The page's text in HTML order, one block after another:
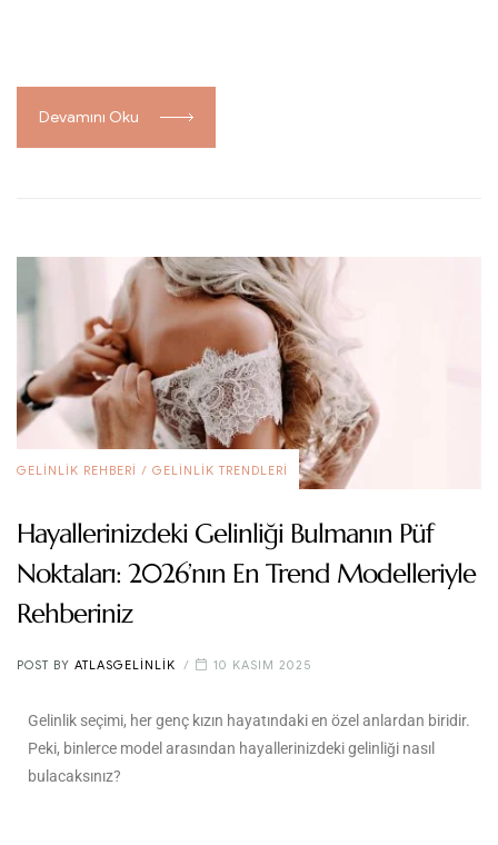
Devamını Oku
GELINLIK REHBERI / GELINLIK TRENDLERI
Hayallerinizdeki Gelinliği Bulmanın Püf
Noktaları: 2026’nın En Trend Modelleriyle
Rehberiniz
POST BY ATLASGELINLIK 10 KASIM 2025
Gelinlik seçimi, her genç kızın hayatındaki en özel anlardan biridir.
Peki, binlerce model arasından hayallerinizdeki gelinliği nasıl
bulacaksınız?